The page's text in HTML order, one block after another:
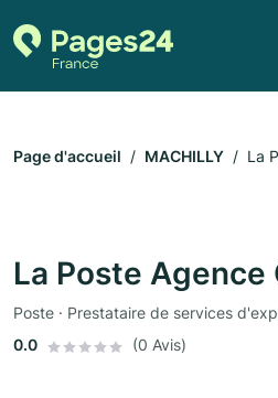
Page d'accueil MACHILLY La
La Poste Agence
Poste · Prestataire de services
0.0
(0 Avis)